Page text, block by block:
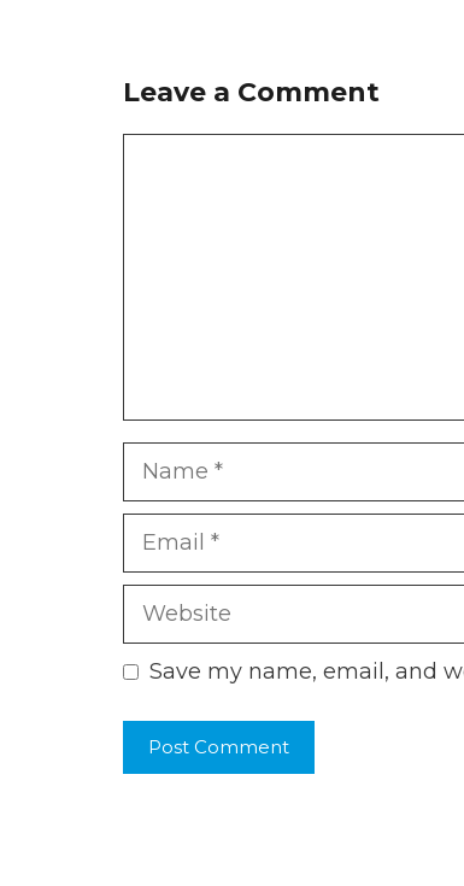
Leave a Comment
Name
Email
Website
Save my name, email, and